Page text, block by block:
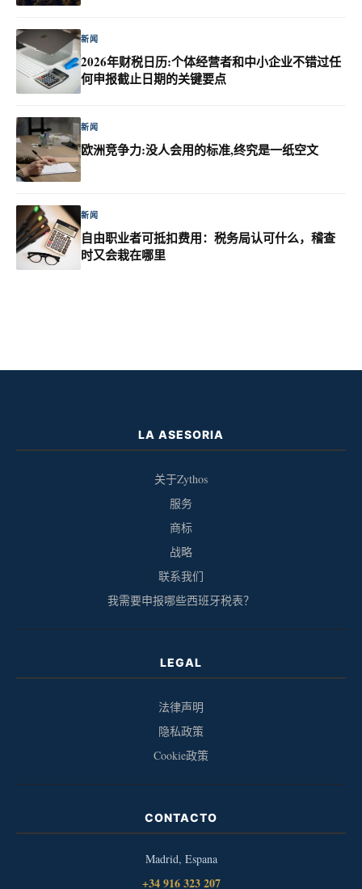
新闻
2026年财税日历:个体经营者和中小企业不错过任
何申报截止日期的关键要点
新闻
欧洲竞争力:没人会用的标准,终究是一纸空文
新闻
自由职业者可抵扣费用：税务局认可什么，稽查
时又会栽在哪里
LA ASESORIA
关于Zythos
服务
商标
战略
联系我们
我需要申报哪些西班牙税表？
LEGAL
法律声明
隐私政策
Cookie政策
CONTACTO
Madrid, Espana
+34 916 323 207